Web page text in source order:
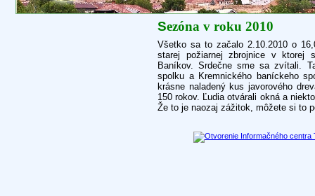
Všetko sa to začalo 2.10.2010 o
starej požiarnej zbrojnice v ktorej
Baníkov. Srdečne sme sa zvítali.
spolku a Kremnického baníckeho
krásne naladený kus javorového
150 rokov. Ľudia otvárali okná a
Že to je naozaj zážitok, môžete si to
Sezóna v roku 2010